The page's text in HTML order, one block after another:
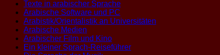
Texte in arabischer Sprache
Arabische Software und PC
Arabistik/Orientalistik an Universitäten
Arabische Medien
Arabischer Film und Kino
Ein kleiner Sprach-Reiseführer